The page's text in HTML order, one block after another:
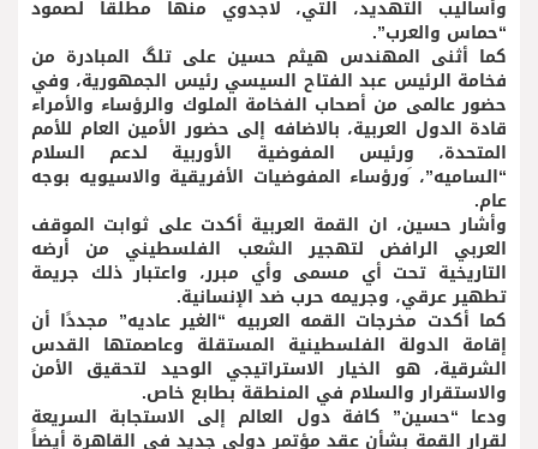
وأساليب التهديد، التي، لاجدوي منها مطلقاََ لصمود
“حماس والعرب”.
كما أثنى المهندس هيثم حسين على تلگ المبادرة من
فخامة الرئيس عبد الفتاح السيسي رئيس الجمهورية، وفي
حضور عالمى من أصحاب الفخامة الملوك والرؤساء والأمراء
قادة الدول العربية، بالاضافه إلى حضور الأمين العام للأمم
المتحدة، ورئيس المفوضية الأوربية لدعم السلام
“الساميه”، َورؤساء المفوضيات الأفريقية والاسيويه بوجه
عام.
وأشار حسين، ان القمة العربية أكدت على ثوابت الموقف
العربي الرافض لتهجير الشعب الفلسطيني من أرضه
التاريخية تحت أي مسمى وأي مبرر، واعتبار ذلك جريمة
تطهير عرقي، وجريمه حرب ضد الإنسانية.
كما أكدت مخرجات القمه العربيه “الغير عاديه” مجددًا أن
إقامة الدولة الفلسطينية المستقلة وعاصمتها القدس
الشرقية، هو الخيار الاستراتيجي الوحيد لتحقيق الأمن
والاستقرار والسلام في المنطقة بطابع خاص.
ودعا “حسين” كافة دول العالم إلى الاستجابة السريعة
لقرار القمة بشأن عقد مؤتمر دولي جديد في القاهرة أيضاََ